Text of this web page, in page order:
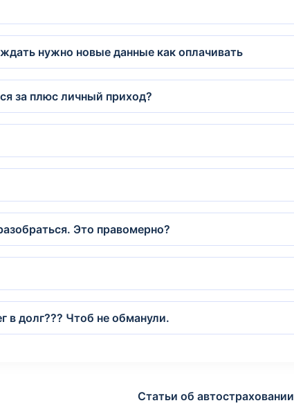
нужно новые данные как оплачивать
за плюс личный приход?
Это правомерно?
в долг??? Чтоб не обманули.
Статьи об автостраховании